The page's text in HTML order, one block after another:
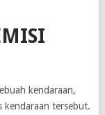
kendaraan,
kendaraan tersebut.